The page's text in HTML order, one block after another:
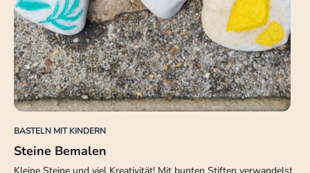
BASTELN MIT KINDERN
Steine Bemalen